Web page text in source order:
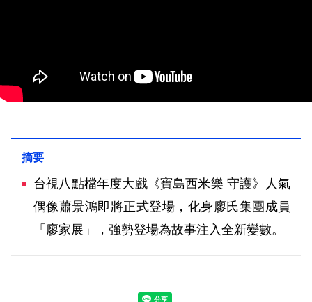
台視八點檔年度大戲《寶島西米樂 守護》人氣
偶像蕭景鴻即將正式登場，化身廖氏集團成員
「廖家展」，強勢登場為故事注入全新變數。